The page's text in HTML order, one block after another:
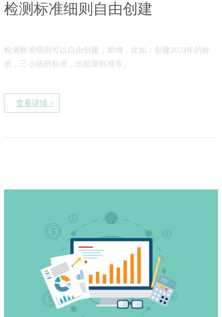
检测标准细则自由创建
检测标准细则可以自由创建，新增，比如：创建2024年的标
准，三小场所标准，出租屋标准等。
查看详情 >